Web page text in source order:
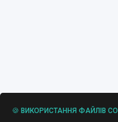
🍪 ВИКОРИСТАННЯ ФАЙЛІВ